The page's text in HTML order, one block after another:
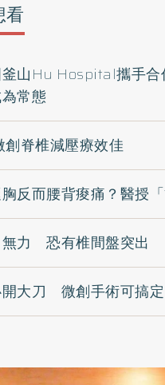
看
山Hu Hospital攜手合
常態
脊椎減壓療效佳
反而腰背痠痛？醫授
力 恐有椎間盤突出
大刀 微創手術可搞定